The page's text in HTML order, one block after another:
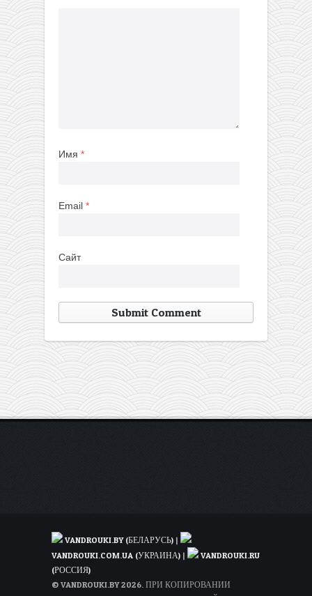
Имя *
Email *
Сайт
VANDROUKI.BY (БЕЛАРУСЬ) |
VANDROUKI.COM.UA (УКРАИНА) |
VANDROUKI.RU
(РОССИЯ)
© VANDROUKI.BY 2026. ПРИ КОПИРОВАНИИ